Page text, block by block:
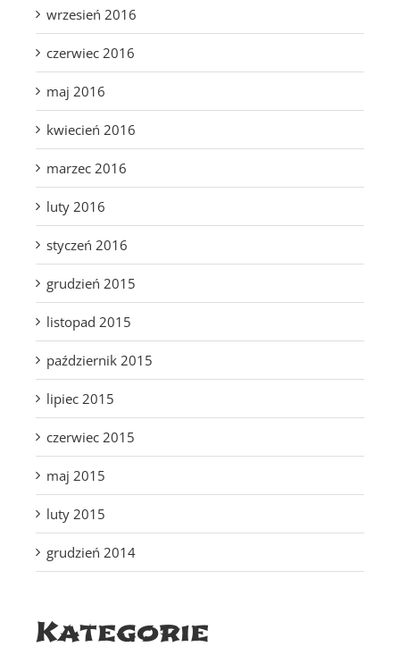
wrzesień 2016
czerwiec 2016
maj 2016
kwiecień 2016
marzec 2016
luty 2016
styczeń 2016
grudzień 2015
listopad 2015
październik 2015
lipiec 2015
czerwiec 2015
maj 2015
luty 2015
grudzień 2014
Kategorie